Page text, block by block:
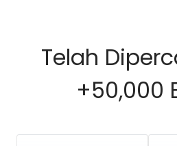
Telah
+50,000